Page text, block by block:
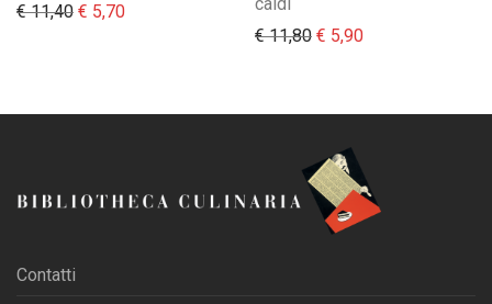
€11,40 Il prezzo originale era: € 11,40.
€ 5,70Il prezzo attuale è: € 5,70.
€11,80 Il prezzo originale era:
€ 5,90Il prezzo attuale
Contatti